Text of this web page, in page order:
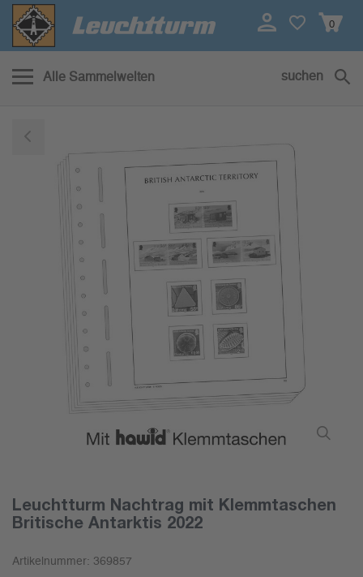
0
Alle Sammelwelten suchen
Leuchtturm Nachtrag mit Klemmtaschen
Britische Antarktis 2022
Artikelnummer: 369857